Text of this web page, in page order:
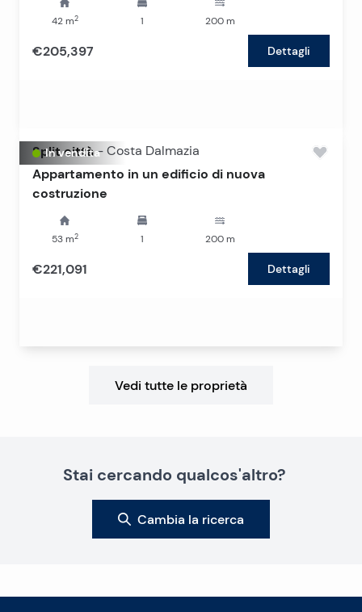
42m2 1 200m
€205,397 Dettagli
In vendita
Split città - Costa Dalmazia
Appartamento in un edificio di nuova
costruzione
53m2 1 200m
€221,091 Dettagli
Vedi tutte le proprietà
Stai cercando qualcos'altro?
Cambia la ricerca